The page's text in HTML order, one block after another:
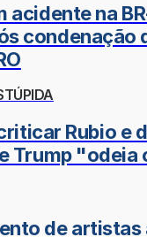
acidente na
condenação
Rubio e
Trump "odeia
de artistas